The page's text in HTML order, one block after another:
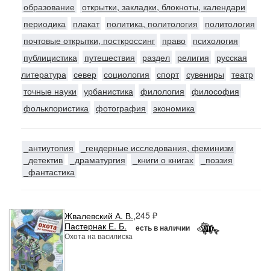
образование открытки, закладки, блокноты, календари
периодика
плакат политика, политология
политология
почтовые открытки, посткроссинг
право
психология
публицистика
путешествия раздел религия
русская
литература север социология спорт сувениры
театр
точные науки
урбанистика филология
философия
фольклористика фотография экономика
_антиутопия
_гендерные исследования, феминизм
_детектив
_драматургия _книги о книгах
_поэзия
_фантастика
Жвалевский А. В.,
Пастернак Е. Б.
Охота на василиска
245 ₽
есть в наличии